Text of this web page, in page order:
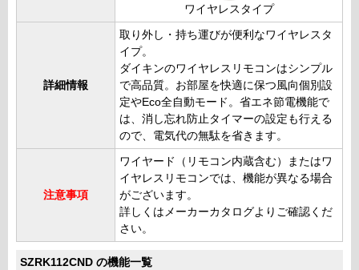
ワイヤレスタイプ
詳細情報
取り外し・持ち運びが便利なワイヤレスタ
イプ。
ダイキンのワイヤレスリモコンはシンプル
で高品質。お部屋を快適に保つ風向個別設
定やEco全自動モード。省エネ節電機能で
は、消し忘れ防止タイマーの設定も行える
ので、電気代の無駄を省きます。
注意事項
ワイヤード（リモコン内蔵含む）またはワ
イヤレスリモコンでは、機能が異なる場合
がございます。
詳しくはメーカーカタログよりご確認くだ
さい。
SZRK112CND の機能一覧